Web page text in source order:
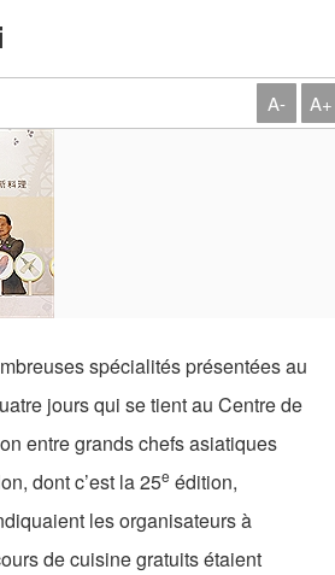
A- A+
spécialités présentées au
jours qui se tient au Centre de
entre grands chefs asiatiques
dont c’est la 25e édition,
les organisateurs à
de cuisine gratuits étaient